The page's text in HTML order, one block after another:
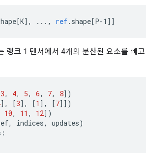
] , ..., ref. shape[P-1 ] ]
랭크 1 텐서에서 4개의 분산된 요소를 빼
3, 4, 5, 6, 7, 8])
], [3], [1 ], [7]])
10, 11 , 12])
, indices, updates)
: